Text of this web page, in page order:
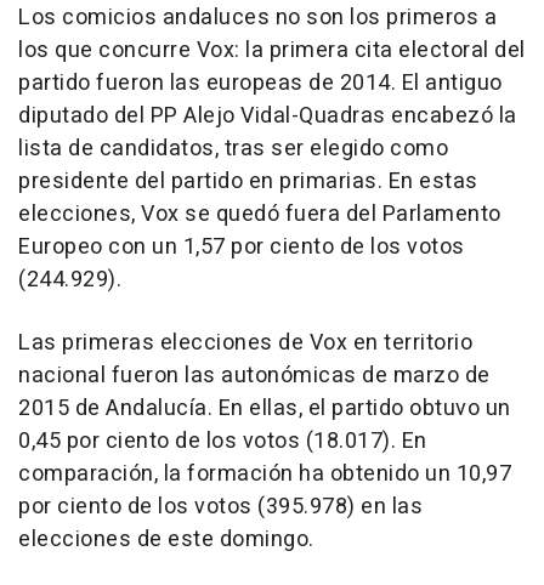
Los comicios andaluces no son los primeros a
los que concurre Vox: la primera cita electoral del
partido fueron las europeas de 2014. El antiguo
diputado del PP Alejo Vidal-Quadras encabezó la
lista de candidatos, tras ser elegido como
presidente del partido en primarias. En estas
elecciones, Vox se quedó fuera del Parlamento
Europeo con un 1,57 por ciento de los votos
(244.929).
Las primeras elecciones de Vox en territorio
nacional fueron las autonómicas de marzo de
2015 de Andalucía. En ellas, el partido obtuvo un
0,45 por ciento de los votos (18.017). En
comparación, la formación ha obtenido un 10,97
por ciento de los votos (395.978) en las
elecciones de este domingo.